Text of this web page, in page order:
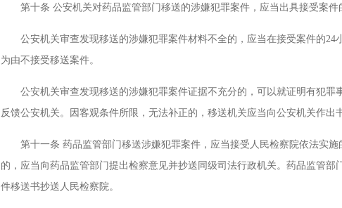
第十条 公安机关对药品监管部门移送的涉嫌犯罪案件，应当出具接受案件
公安机关审查发现移送的涉嫌犯罪案件材料不全的，应当在接受案件的24
为由不接受移送案件。
公安机关审查发现移送的涉嫌犯罪案件证据不充分的，可以就证明有犯罪
反馈公安机关。因客观条件所限，无法补正的，移送机关应当向公安机关作出
第十一条 药品监管部门移送涉嫌犯罪案件，应当接受人民检察院依法实施
的，应当向药品监管部门提出检察意见并抄送同级司法行政机关。药品监管
件移送书抄送人民检察院。